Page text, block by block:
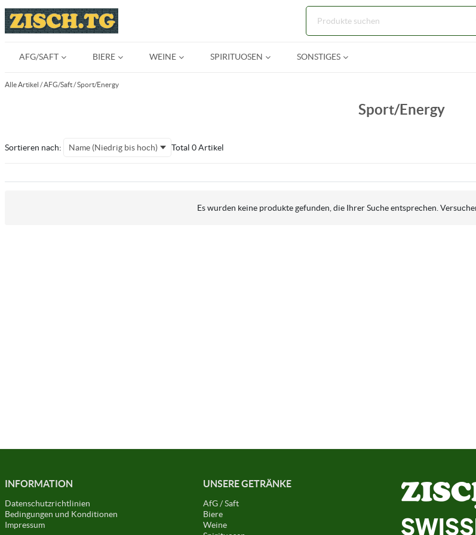
Zum Hauptinhalt
AFG/SAFT BIERE WEINE SPIRITUOSEN SONSTIGES
Alle Artikel /AFG/Saft/Sport/Energy
Sport/Energy
Sortieren nach: Name (Niedrig bis hoch) Total 0 Artikel
Es wurden keine produkte gefunden, die Ihrer Suche entsprechen.
INFORMATION
Datenschutzrichtlinien
Bedingungen und Konditionen
Impressum
UNSERE GETRÄNKE
AfG / Saft
Biere
Weine